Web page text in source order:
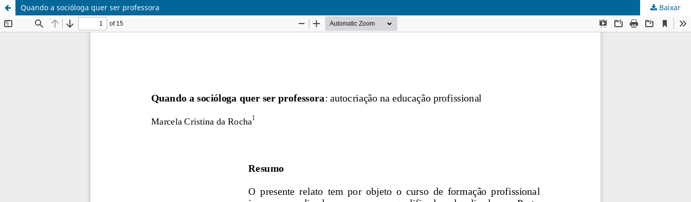
Quando a socióloga quer ser professora Baixar